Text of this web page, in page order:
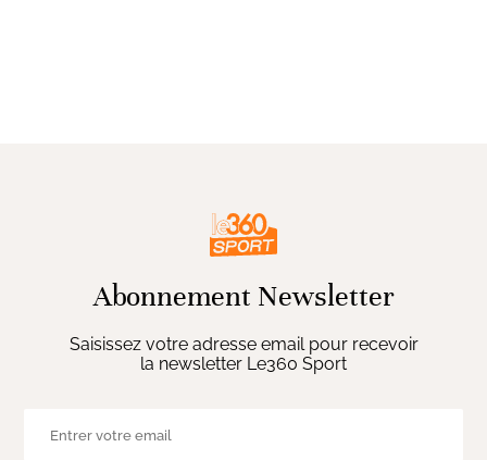
Abonnement Newsletter
Saisissez votre adresse email pour recevoir
la newsletter Le360 Sport